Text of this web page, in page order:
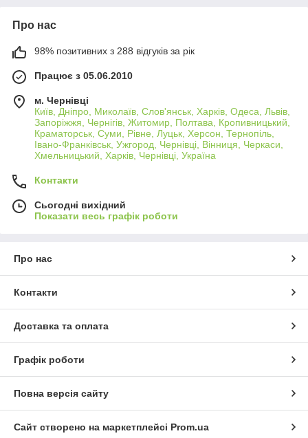
Про нас
98% позитивних з 288 відгуків за рік
Працює з 05.06.2010
м. Чернівці
Київ, Дніпро, Миколаїв, Слов'янськ, Харків, Одеса, Львів,
Запоріжжя, Чернігів, Житомир, Полтава, Кропивницький,
Краматорськ, Суми, Рівне, Луцьк, Херсон, Тернопіль,
Івано-Франківськ, Ужгород, Чернівці, Вінниця, Черкаси,
Хмельницький, Харків, Чернівці, Україна
Контакти
Сьогодні вихідний
Показати весь графік роботи
Про нас
Контакти
Доставка та оплата
Графік роботи
Повна версія сайту
Сайт створено на маркетплейсі Prom.ua